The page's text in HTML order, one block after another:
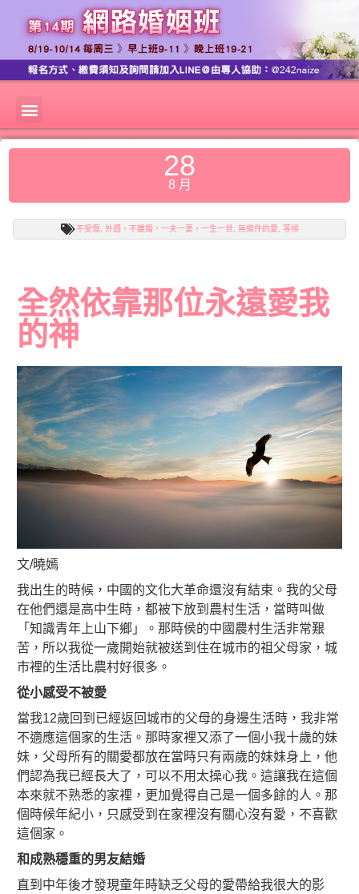
28
8 月
不受傷, 外遇，不離婚，一夫一妻，一生一世, 無條件的愛 等候
全然依靠那位永遠愛我
的神
文/曉嫣
我出生的時候，中國的文化大革命還沒有結束。我的父母
在他們還是高中生時，都被下放到農村生活，當時叫做
「知識青年上山下鄉」。那時侯的中國農村生活非常艱
苦，所以我從一歲開始就被送到住在城市的祖父母家，城
市裡的生活比農村好很多。
從小感受不被愛
當我12歲回到已經返回城市的父母的身邊生活時，我非常
不適應這個家的生活。那時家裡又添了一個小我十歲的妹
妹，父母所有的關愛都放在當時只有兩歲的妹妹身上，他
們認為我已經長大了，可以不用太操心我。這讓我在這個
本來就不熟悉的家裡，更加覺得自己是一個多餘的人。那
個時候年紀小，只感受到在家裡沒有關心沒有愛，不喜歡
這個家。
和成熟穩重的男友結婚
直到中年後才發現童年時缺乏父母的愛帶給我很大的影